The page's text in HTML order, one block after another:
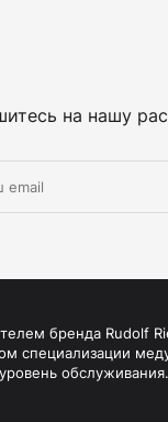
на нашу
бренда Rudolf
специализации
обслуживания.